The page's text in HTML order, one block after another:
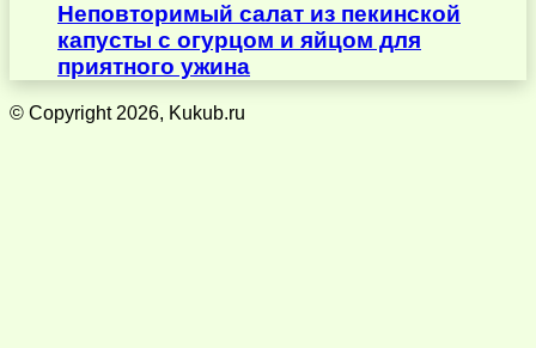
Неповторимый салат из пекинской
капусты с огурцом и яйцом для
приятного ужина
© Copyright 2026, Kukub.ru